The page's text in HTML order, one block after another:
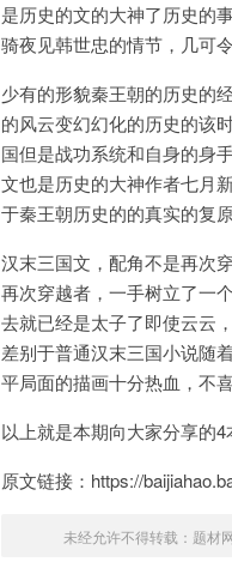
是历史的文的大神了历史的
骑夜见韩世忠的情节，几可
少有的形貌秦王朝的历史的
的风云变幻幻化的历史的该
国但是战功系统和自身的身
文也是历史的大神作者七月
于秦王朝历史的的真实的复
汉末三国文，配角不是再次
再次穿越者，一手树立了一
去就已经是太子了即使云云
差别于普通汉末三国小说随
平局面的描画十分热血，不
以上就是本期向大家分享的
原文链接：https://
未经允许不得转载： 题材